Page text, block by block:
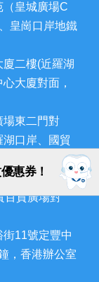
惠券！
皇城廣場C
皇崗口岸地鐵
二樓(近羅湖
大廈對面，
場東二門對
口岸、國貿
南路1155號中
百貨廣場對
11號定豐中
，香港辦公室